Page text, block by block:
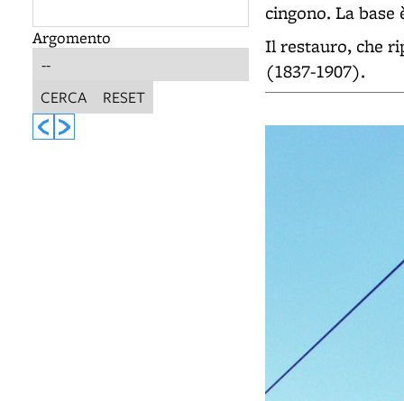
Argomento
CERCA RESET
cingono. La
Il restauro, che
(1837-1907).